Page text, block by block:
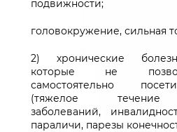
подвижности;
головокружение, сильная
2) хронические
которые не
самостоятельно
(тяжелое течение
заболеваний,
параличи, парезы